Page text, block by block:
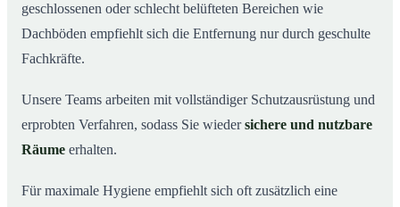
geschlossenen oder schlecht belüfteten Bereichen wie
Dachböden empfiehlt sich die Entfernung nur durch geschulte
Fachkräfte.
Unsere Teams arbeiten mit vollständiger Schutzausrüstung und
erprobten Verfahren, sodass Sie wiedersichere und nutzbare
Räume erhalten.
Für maximale Hygiene empfiehlt sich oft zusätzlich eine